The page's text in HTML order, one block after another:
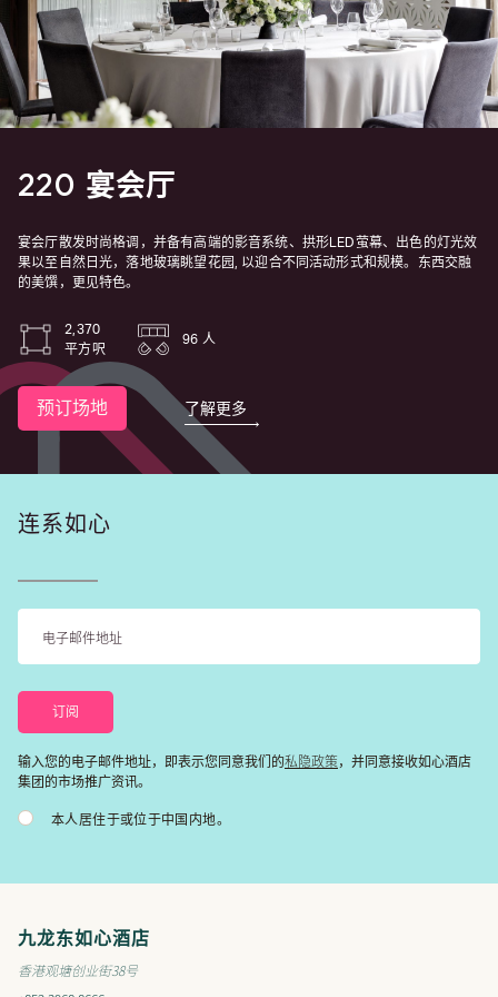
220 宴会厅
宴会厅散发时尚格调，并备有高端的影音系统、拱形LED萤幕、出色的灯光效
果以至自然日光，落地玻璃眺望花园, 以迎合不同活动形式和规模。东西交融
的美馔，更见特色。
2,370
平方呎
96 人
预订场地 了解更多
连系如心
输入您的电子邮件地址，即表示您同意我们的私隐政策 ，并同意接收如心酒店
集团的市场推广资讯。
本人居住于或位于中国内地。
九龙东如心酒店
香港观塘创业街38号